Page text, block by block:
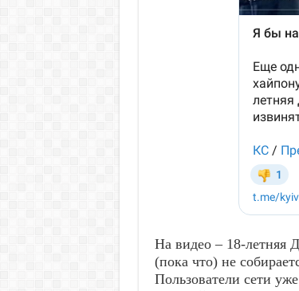
На видео – 18-летняя
(пока что) не
Пользователи сети